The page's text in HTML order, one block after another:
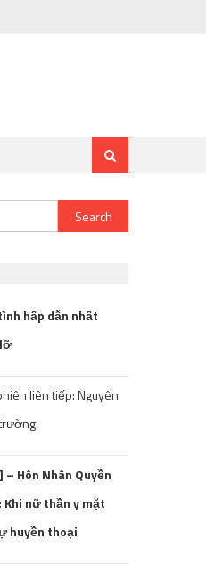
Search
for:
hấp dẫn nhất
liên tiếp: Nguyên
Hôn Nhân Quyền
nữ thần y mặt
huyền thoại